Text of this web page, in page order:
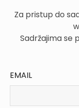
Za pristup do
Sadržajima se
EMAIL